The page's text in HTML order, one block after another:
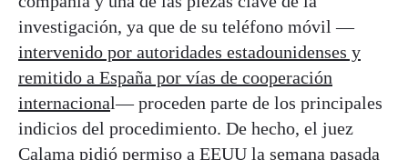
investigación, ya que de su teléfono móvil —
intervenido por autoridades estadounidenses y
remitido a España por vías de cooperación
internacional— proceden parte de los principales
indicios del procedimiento. De hecho, el juez
Calama pidió permiso a EEUU la semana pasada